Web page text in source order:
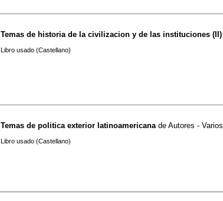
Temas de historia de la civilizacion y de las instituciones (II)
Libro usado (Castellano)
Temas de politica exterior latinoamericana de Autores - Varios
Libro usado (Castellano)